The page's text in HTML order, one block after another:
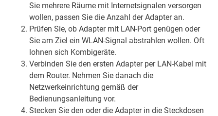
Sie mehrere Räume mit Internetsignalen versorgen
wollen, passen Sie die Anzahl der Adapter an.
Prüfen Sie, ob Adapter mit LAN-Port genügen oder
Sie am Ziel ein WLAN-Signal abstrahlen wollen. Oft
lohnen sich Kombigeräte.
Verbinden Sie den ersten Adapter per LAN-Kabel mit
dem Router. Nehmen Sie danach die
Netzwerkeinrichtung gemäß der
Bedienungsanleitung vor.
Stecken Sie den oder die Adapter in die Steckdosen